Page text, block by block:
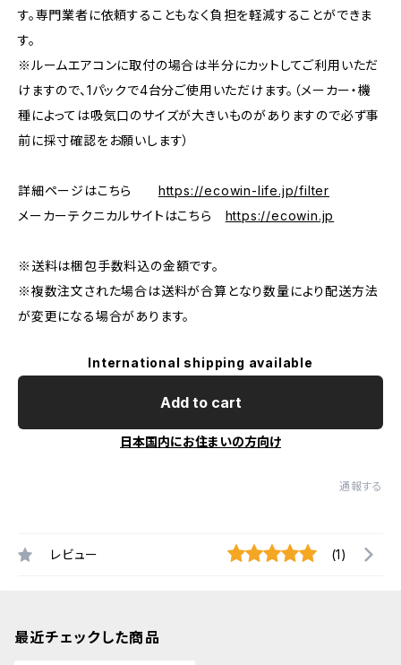
す。専門業者に依頼することもなく負担を軽減することができま
す。
※ルームエアコンに取付の場合は半分にカットしてご利用いただ
けますので、1パックで4台分ご使用いただけます。（メーカー・機
種によっては吸気口のサイズが大きいものがありますので必ず事
前に採寸確認をお願いします）
詳細ページはこちら https://ecowin-life.jp/filter
メーカーテクニカルサイトはこちら https://ecowin.jp
※送料は梱包手数料込の金額です。
※複数注文された場合は送料が合算となり数量により配送方法
が変更になる場合があります。
International shipping available
Add to cart
日本国内にお住まいの方向け
通報する
レビュー (1)
最近チェックした商品